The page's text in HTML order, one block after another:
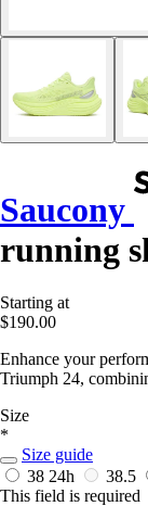
Saucony
running
Starting at
$190.00
Enhance your
Triumph 24,
Size
*
Size guide
38 24h 38.5
This field is required